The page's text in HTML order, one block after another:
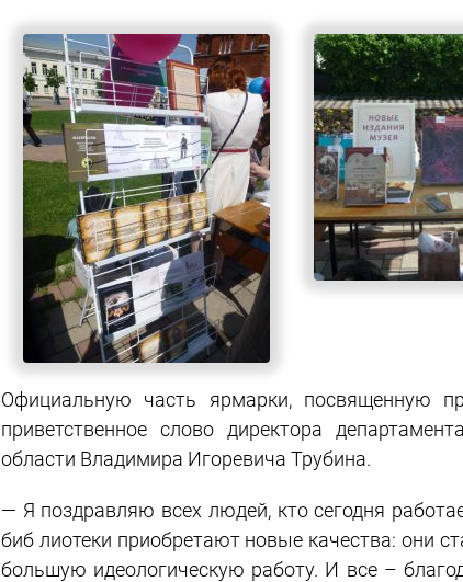
Официальную часть ярмарки, посвященную
приветственное слово директора
области Владимира Игоревича Трубина.
— Я поздравляю всех людей, кто сегодня
биб лиотеки приобретают новые качества: они
большую идеологическую работу. И все –